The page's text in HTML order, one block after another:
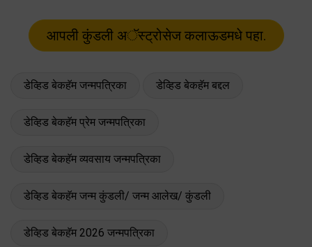
डेव्हिड बेकहॅम जन्मपत्रिका डेव्हिड बेकहॅम बद्दल
डेव्हिड बेकहॅम प्रेम जन्मपत्रिका
डेव्हिड बेकहॅम व्यवसाय जन्मपत्रिका
डेव्हिड बेकहॅम जन्म कुंडली/ जन्म आलेख/ कुंडली
डेव्हिड बेकहॅम 2026 जन्मपत्रिका